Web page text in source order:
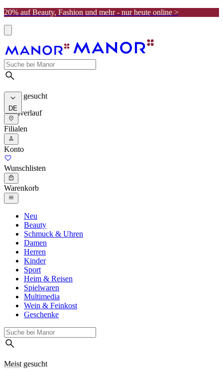
20% auf Beauty, Fashion und mehr - nur heute online >
Meist gesucht
Suchverlauf
DE
Filialen
Konto
Wunschlisten
Warenkorb
Neu
Beauty
Schmuck & Uhren
Damen
Herren
Kinder
Sport
Heim & Reisen
Spielwaren
Multimedia
Wein & Feinkost
Geschenke
Meist gesucht